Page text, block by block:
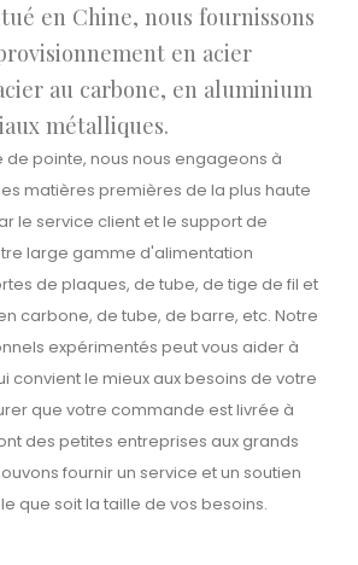
en Chine, nous fournissons
en acier
au carbone, en aluminium
métalliques.
de pointe, nous nous engageons à
matières premières de la plus haute
le service client et le support de
large gamme d'alimentation
de plaques, de tube, de tige de fil et
carbone, de tube, de barre, etc. Notre
expérimentés peut vous aider à
convient le mieux aux besoins de votre
que votre commande est livrée à
des petites entreprises aux grands
fournir un service et un soutien
que soit la taille de vos besoins.